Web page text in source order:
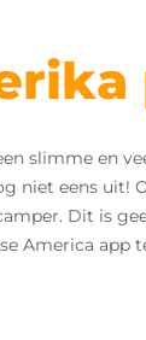
slimme en
niet eens
Dit is
America app